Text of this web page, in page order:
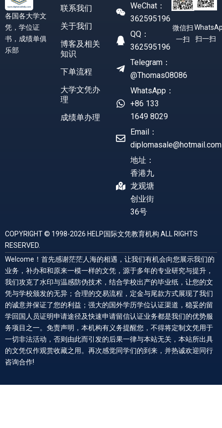
各国各大学文
凭，学位证
书，成绩单俱
乐部
联系我们
关于我们
博客及相关
知识
下单流程
大学文凭办
理
成绩单办理
WeChat：
362595196
QQ：
362595196
Telegram：
@Thomas08086
WhatsApp：
+86 133
1649 8029
Email：
diplomasale@hotmail.com
地址：
香港九
龙观塘
创业街
36号
微信扫
一扫
扫一扫
COPYRIGHT © 1998-2026 HELP国际文凭教育机构 ALL RIGHTS
RESERVED.
Welcome！首先感谢茫茫人海的相遇，让我们有机会向您展示我们的
业务，补办和和原来一模一样的文凭，源于多年的专业研究与提升，
我们攻克了水印与温感防伪技术，结合学校出产的毕业纸，让您的文
凭与学校颁发的无异；合理的交易流程，定金与尾款方式展现了我们
的诚意并保证了您的利益；强大的国外学历学位认证渠道，稳妥的留
学回国人员证明申请途径及快速申请留信认证业务都是我们的优势服
务项目之一。免责声明，本机构有义务提醒您，不得将定制文凭用于
一切非法活动，否则由此而引发的后果一律与本站无关，本站所出具
的文凭仅作观赏收藏之用。再次感觉同学们的到来，并热诚欢迎同行
咨询合作!